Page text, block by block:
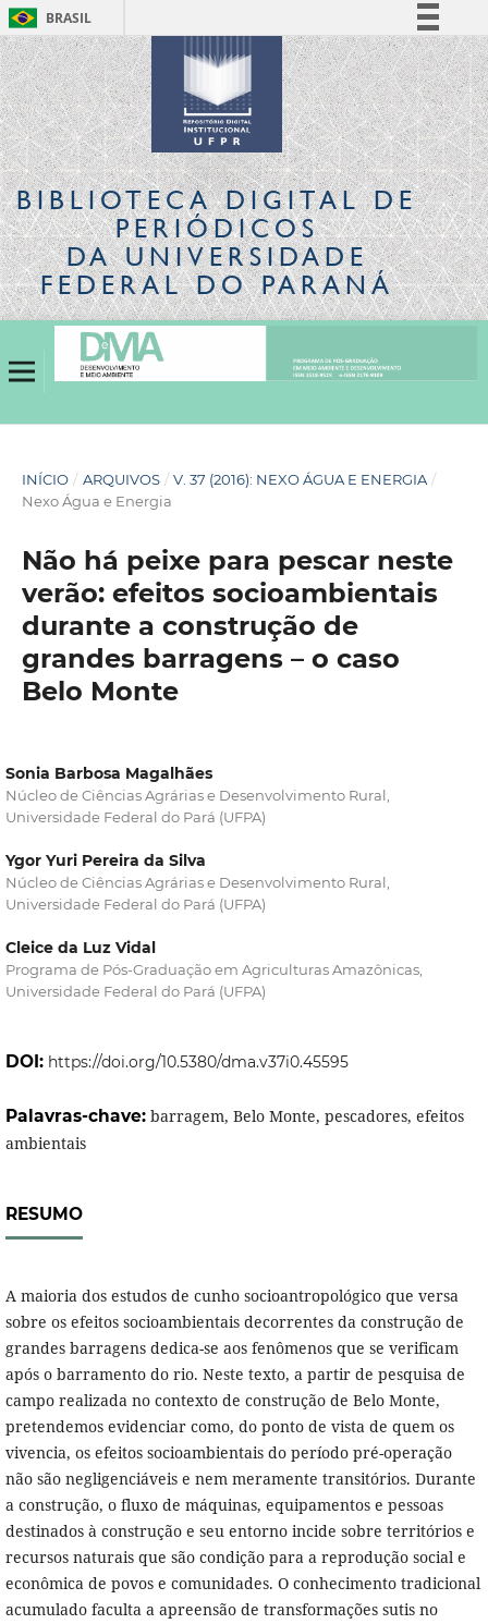
BRASIL
Simplifique!
Comunica BR
Participe
Acesso à informação
Legislação
Canais
BIBLIOTECA DIGITALDE
PERIÓDICOS
DA UNIVERSIDADE
FEDERAL DO PARANÁ
INÍCIO / ARQUIVOS / V. 37 (2016): NEXO ÁGUA E ENERGIA /
Nexo Água e Energia
Não há peixe para pescar neste
verão: efeitos socioambientais
durante a construção de
grandes barragens – o caso
Belo Monte
Sonia Barbosa Magalhães
Núcleo de Ciências Agrárias e Desenvolvimento Rural,
Universidade Federal do Pará (UFPA)
Ygor Yuri Pereira da Silva
Núcleo de Ciências Agrárias e Desenvolvimento Rural,
Universidade Federal do Pará (UFPA)
Cleice da Luz Vidal
Programa de Pós-Graduação em Agriculturas Amazônicas,
Universidade Federal do Pará (UFPA)
DOI: https://doi.org/10.5380/dma.v37i0.45595
Palavras-chave: barragem, Belo Monte, pescadores, efeitos
ambientais
RESUMO
A maioria dos estudos de cunho socioantropológico que versa
sobre os efeitos socioambientais decorrentes da construção de
grandes barragens dedica-se aos fenômenos que se verificam
após o barramento do rio. Neste texto, a partir de pesquisa de
campo realizada no contexto de construção de Belo Monte,
pretendemos evidenciar como, do ponto de vista de quem os
vivencia, os efeitos socioambientais do período pré-operação
não são negligenciáveis e nem meramente transitórios. Durante
a construção, o fluxo de máquinas, equipamentos e pessoas
destinados à construção e seu entorno incide sobre territórios e
recursos naturais que são condição para a reprodução social e
econômica de povos e comunidades. O conhecimento tradicional
acumulado faculta a apreensão de transformações sutis no